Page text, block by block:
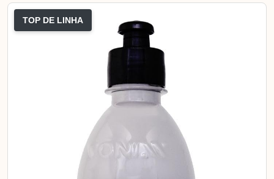
TOP DE LINHA